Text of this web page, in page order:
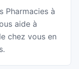
Pharmacies à
aide à
chez vous en